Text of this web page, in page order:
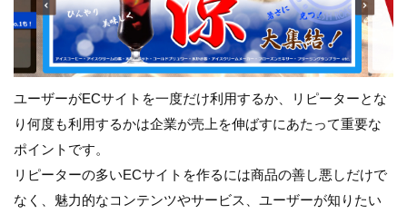
ユーザーがECサイトを一度だけ利用するか、リピーターとな
り何度も利用するかは企業が売上を伸ばすにあたって重要な
ポイントです。
リピーターの多いECサイトを作るには商品の善し悪しだけで
なく、魅力的なコンテンツやサービス、ユーザーが知りたい